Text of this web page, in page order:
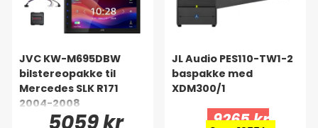
JVC KW-M695DBW
bilstereopakke til
Mercedes SLK R171
2004-2008
5059 kr
JL Audio PES110-TW1-2
baspakke med
XDM300/1
9265 kr